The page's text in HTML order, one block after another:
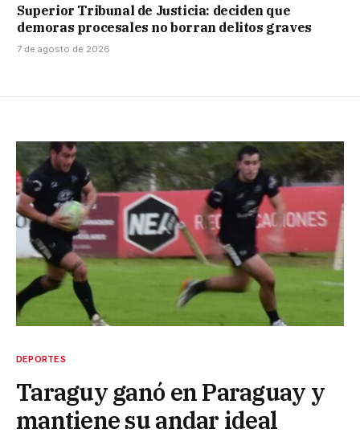
Superior Tribunal de Justicia: deciden que
demoras procesales no borran delitos graves
7 de agosto de 2026
DEPORTES
Taraguy ganó en Paraguay y
mantiene su andar ideal